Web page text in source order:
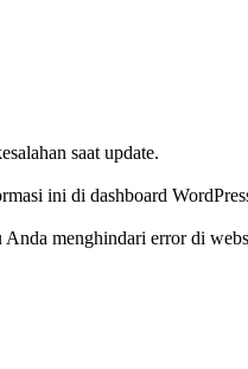
saat update.
ini di dashboard
menghindari error di